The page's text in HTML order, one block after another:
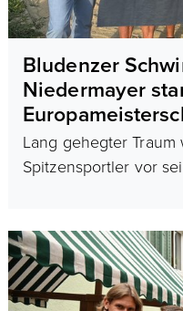
Bludenzer
Niedermayer
Lang gehegter
Spitzensportler vor